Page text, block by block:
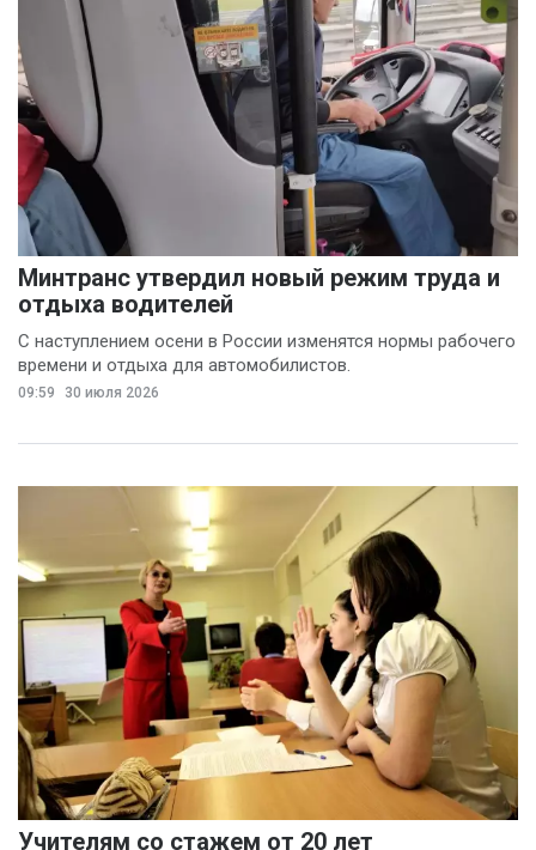
Минтранс утвердил новый режим труда и
отдыха водителей
С наступлением осени в России изменятся нормы рабочего
времени и отдыха для автомобилистов.
09:59 30 июля 2026
Учителям со стажем от 20 лет